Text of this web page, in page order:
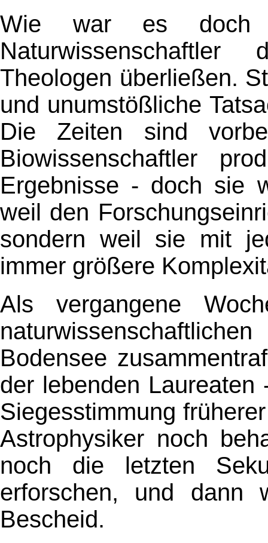
Wie war es doch
Theologen überließen.
und unumstößliche
Die Zeiten sind
Biowissenschaftler
Ergebnisse - doch sie
weil den
sondern weil sie mit
immer größere
Als vergangene
Bodensee
der lebenden
Siegesstimmung
Astrophysiker noch
noch die letzten
erforschen, und
Bescheid.